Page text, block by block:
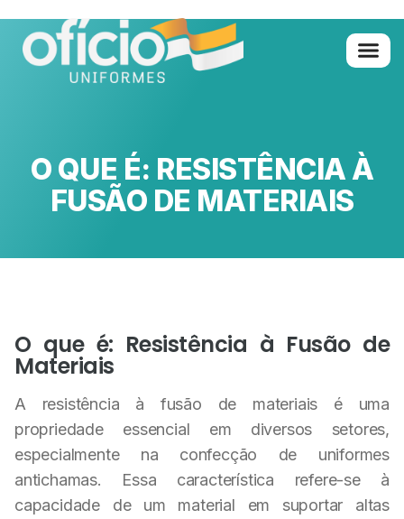
O QUE É: RESISTÊNCIA À
FUSÃO DE MATERIAIS
O que é: Resistência à Fusão de
Materiais
A resistência à fusão de materiais é uma
propriedade essencial em diversos setores,
especialmente na confecção de uniformes
antichamas. Essa característica refere-se à
capacidade de um material em suportar altas